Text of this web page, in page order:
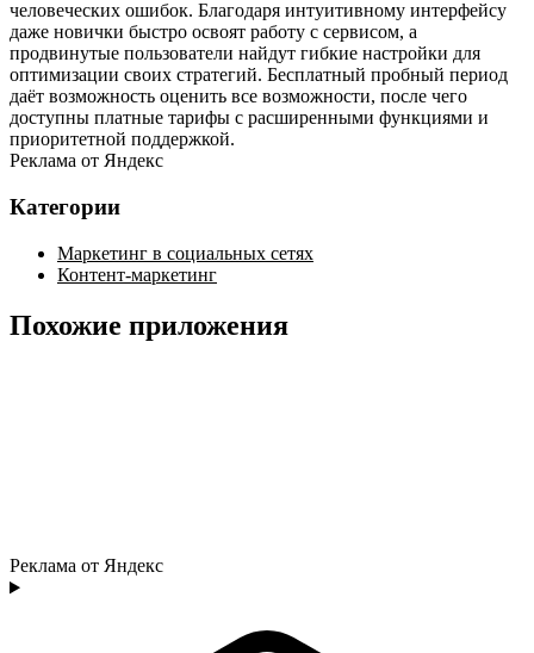
человеческих ошибок. Благодаря интуитивному интерфейсу
даже новички быстро освоят работу с сервисом, а
продвинутые пользователи найдут гибкие настройки для
оптимизации своих стратегий. Бесплатный пробный период
даёт возможность оценить все возможности, после чего
доступны платные тарифы с расширенными функциями и
приоритетной поддержкой.
Реклама от Яндекс
Категории
Маркетинг в социальных сетях
Контент-маркетинг
Похожие приложения
Реклама от Яндекс